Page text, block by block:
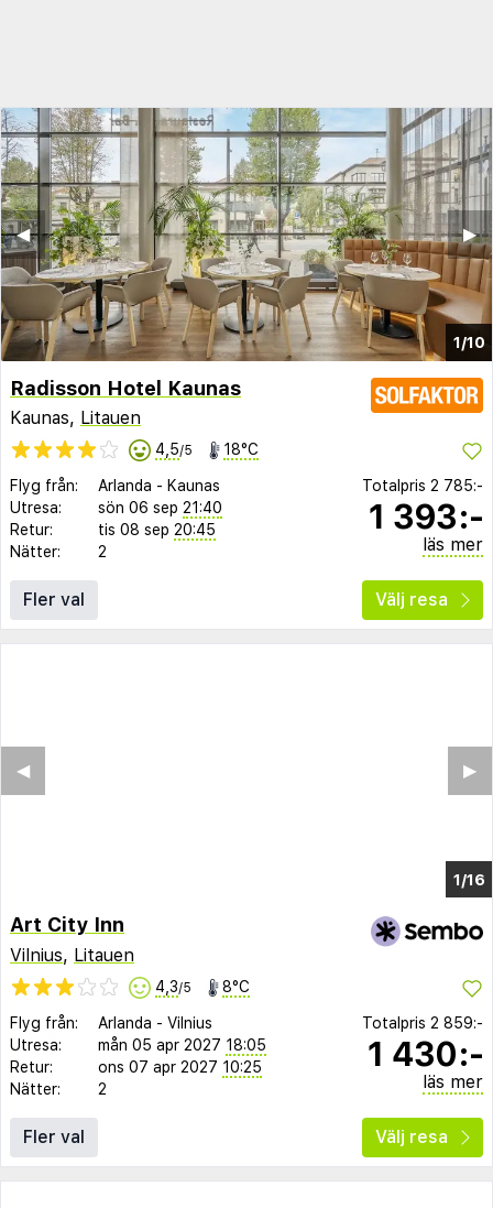
1/10
▶︎
◀︎
Radisson Hotel Kaunas
Kaunas, Litauen
4,5/5 18°C
Flyg från: Arlanda - Kaunas
Utresa:
sön 06 sep 21:40
Retur:
tis 08 sep 20:45
Nätter:
2
Totalpris 2 785:-
1 393:-
läs mer
Fler val Välj resa
1/9
▶︎
◀︎
Art City Inn
Vilnius, Litauen
4,3/5 8°C
Flyg från: Arlanda - Vilnius
Utresa:
mån 05 apr 2027 18:05
Retur:
ons 07 apr 2027 10:25
Nätter:
2
Totalpris 2 859:-
1 430:-
läs mer
Fler val Välj resa